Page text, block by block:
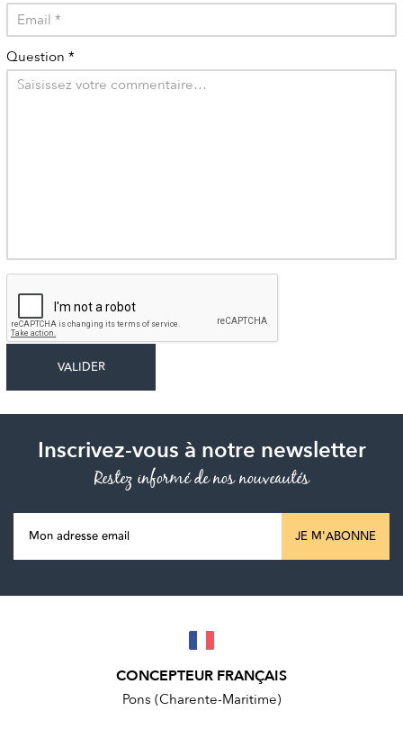
Question *
Inscrivez-vous à notre newsletter
Restez informé de nos nouveautés
JE M'ABONNE
CONCEPTEUR FRANÇAIS
Pons (Charente-Maritime)